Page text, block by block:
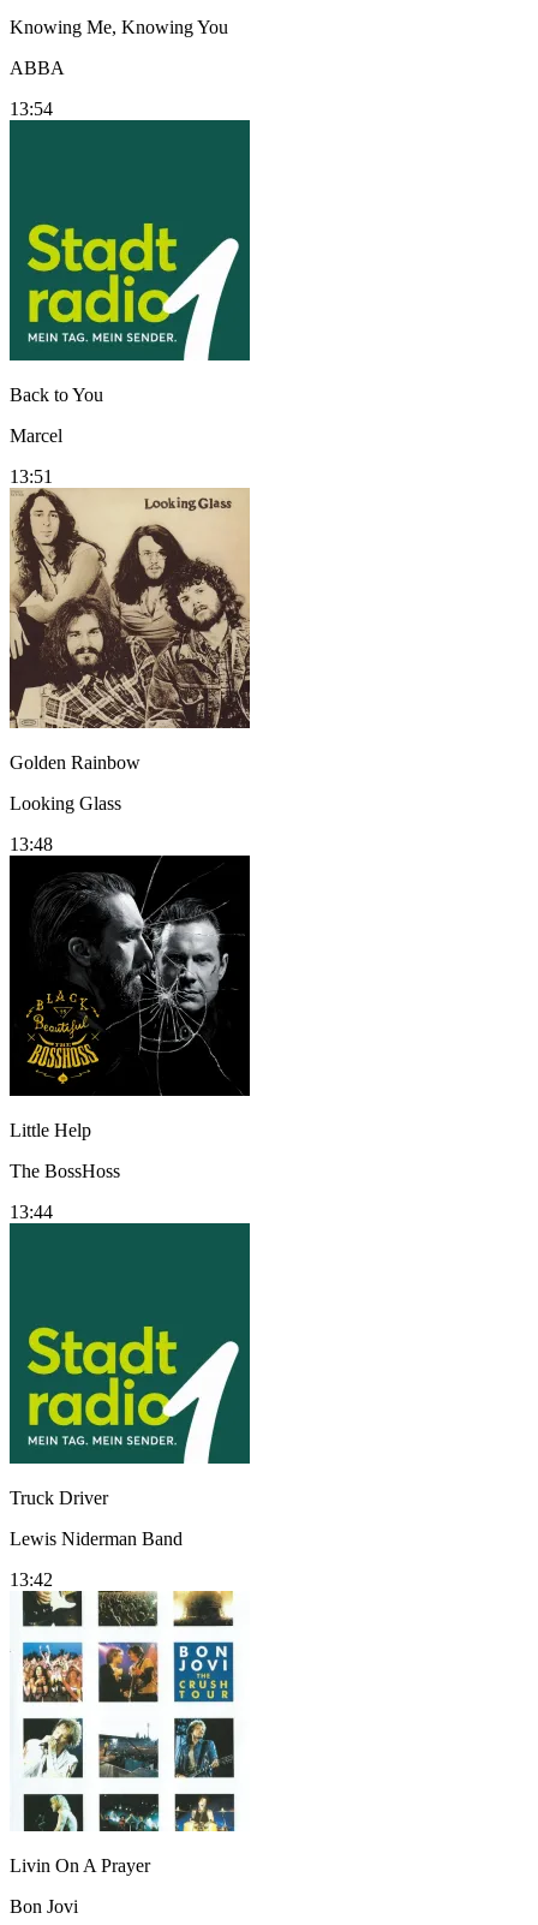
Knowing Me, Knowing You
ABBA
13:54
Back to You
Marcel
13:51
Golden Rainbow
Looking Glass
13:48
Little Help
The BossHoss
13:44
Truck Driver
Lewis Niderman Band
13:42
Livin On A Prayer
Bon Jovi